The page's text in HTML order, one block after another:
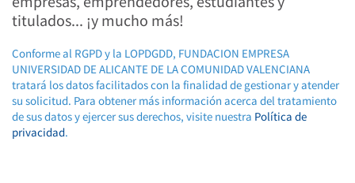
titulados... ¡y mucho más!
Conforme al RGPD y la LOPDGDD, FUNDACION EMPRESA
UNIVERSIDAD DE ALICANTE DE LA COMUNIDAD VALENCIANA
tratará los datos facilitados con la finalidad de gestionar y atender
su solicitud. Para obtener más información acerca del tratamiento
de sus datos y ejercer sus derechos, visite nuestra Política de
privacidad.